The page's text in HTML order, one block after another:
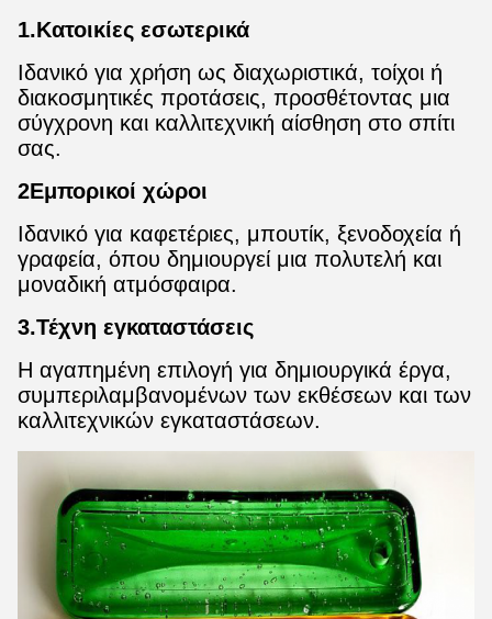
1.Κατοικίες εσωτερικά
Ιδανικό για χρήση ως διαχωριστικά, τοίχοι ή
διακοσμητικές προτάσεις, προσθέτοντας μια
σύγχρονη και καλλιτεχνική αίσθηση στο σπίτι
σας.
2Εμπορικοί χώροι
Ιδανικό για καφετέριες, μπουτίκ, ξενοδοχεία ή
γραφεία, όπου δημιουργεί μια πολυτελή και
μοναδική ατμόσφαιρα.
3.Τέχνη εγκαταστάσεις
Η αγαπημένη επιλογή για δημιουργικά έργα,
συμπεριλαμβανομένων των εκθέσεων και των
καλλιτεχνικών εγκαταστάσεων.